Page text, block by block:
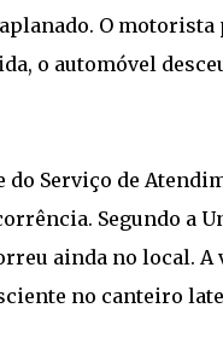
O
o automóvel
do Serviço de
Segundo a
ainda no local.
no canteiro